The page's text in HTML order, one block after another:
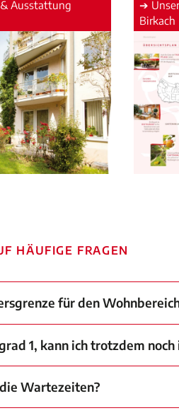
Ausstattung
➔
Birkach
HÄUFIGE FRAGEN
für den
1, kann ich trotzdem
Wartezeiten?